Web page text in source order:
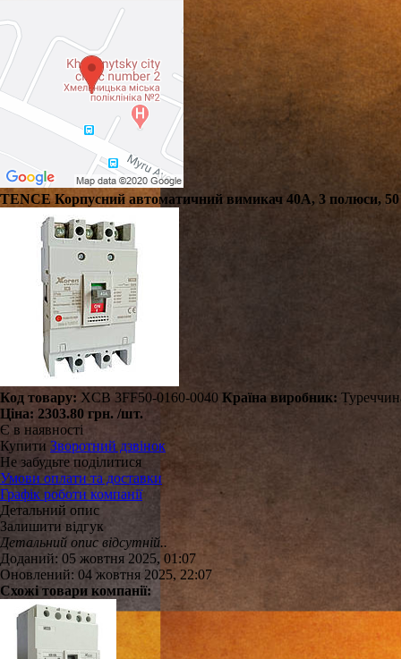
TENCE Корпусний автоматичний вимикач 40А, 3 полюси,
Код товару: XCB 3FF50-0160-0040 Країна виробник:
Ціна: 2303.80 грн. /шт.
Є в наявності
Купити Зворотний дзвінок
Не забудьте поділитися
Умови оплати та доставки
Графік роботи компанії
Детальний опис
Залишити відгук
Детальний опис відсутній..
Доданий: 05 жовтня 2025, 01:07
Оновлений: 04 жовтня 2025, 22:07
Схожі товари компанії: